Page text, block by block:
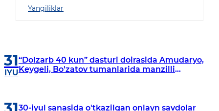
Yangiliklar
31
IYU
“Dolzarb 40 kun” dasturi doirasida Amudaryo,
Keygeli, Bo'zatov tumanlarida manzilli
30-iyul sanasida o'tkazilgan onlayn savdolar